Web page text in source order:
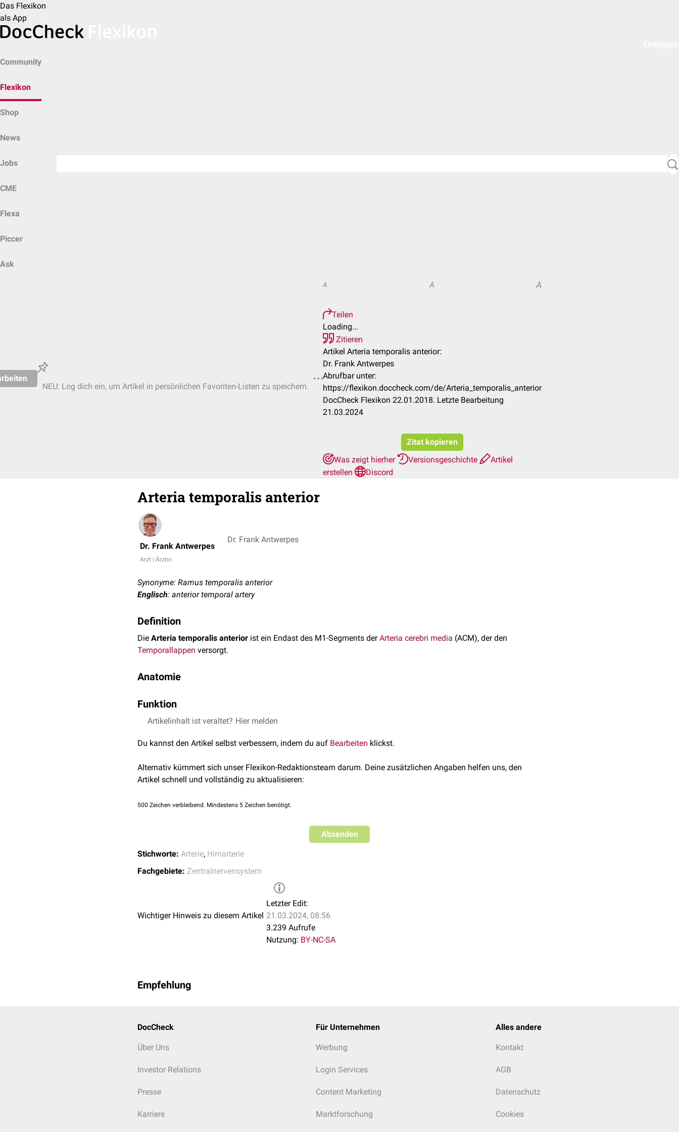
Das Flexikon
als App
Community
Flexikon
Shop
News
Jobs
CME
Flexa
Piccer
Ask
NEU: Log dich ein, um Artikel in persönlichen Favoriten-Listen zu speichern.
A A A
Teilen
Loading...
Zitieren
Artikel Arteria temporalis anterior:
Dr. Frank Antwerpes
Abrufbar unter:
https://flexikon.doccheck.com/de/Arteria_temporalis_anterior
DocCheck Flexikon 22.01.2018. Letzte Bearbeitung
21.03.2024
Zitat kopieren
Was zeigt hierher
Versionsgeschichte
Artikel
erstellen
Discord
Arteria temporalis anterior
Dr. Frank Antwerpes
Arzt | Ärztin
Dr. Frank Antwerpes
Synonyme: Ramus temporalis anterior
Englisch: anterior temporal artery
Definition
Die Arteria temporalis anterior ist ein Endast des M1-Segments derArteria cerebri media (ACM), der den
Temporallappen versorgt.
Anatomie
Ast dieArteria temporopolaris
Funktion
Die Arteria temporalis anterior versorgt das vordere Drittel des
Artikelinhalt ist veraltet? Hier melden
Du kannst den Artikel selbst verbessern, indem du auf Bearbeiten klickst.
Alternativ kümmert sich unser Flexikon-Redaktionsteam darum. Deine zusätzlichen Angaben helfen uns, den
Artikel schnell und vollständig zu aktualisieren:
500 Zeichen verbleibend. Mindestens 5 Zeichen benötigt.
Absenden
Stichworte: Arterie, Hirnarterie
Fachgebiete: Zentralnervensystem
Wichtiger Hinweis zu diesem Artikel
Letzter Edit:
21.03.2024, 08:56
3.239 Aufrufe
Nutzung: BY-NC-SA
Empfehlung
DocCheck
Über Uns
Investor Relations
Presse
Karriere
Für Unternehmen
Werbung
Login Services
Content Marketing
Marktforschung
Alles andere
Kontakt
AGB
Datenschutz
Cookies